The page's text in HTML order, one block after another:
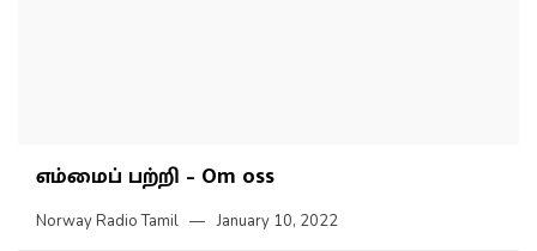
எம்மைப் பற்றி – Om oss
Norway Radio Tamil January 10, 2022